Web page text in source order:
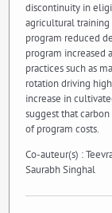
discontinuity in
agricultural
program reduced
program increased
practices such as
rotation driving
increase in
suggest that
of program costs.
Co-auteur(s) :
Saurabh Singhal